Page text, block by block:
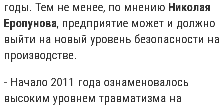
годы. Тем не менее, по мнению Николая
Еропунова, предприятие может и должно
выйти на новый уровень безопасности на
производстве.
- Начало 2011 года ознаменовалось
высоким уровнем травматизма на